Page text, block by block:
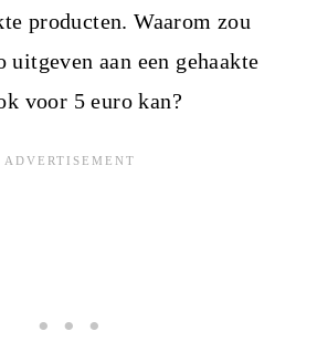
producten. Waarom zou
uitgeven aan een gehaakte
voor 5 euro kan?